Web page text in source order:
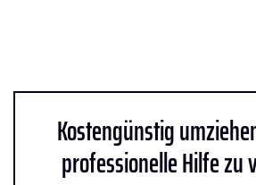
Kostengünstig
professionelle Hilfe zu